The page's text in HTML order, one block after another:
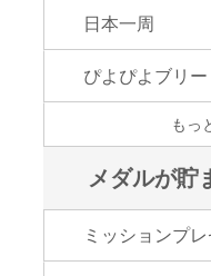
日本一周
ぴよぴよブリー
もっ
メダルが貯
ミッションプレ